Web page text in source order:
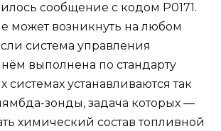
сообщение с кодом Р0171.
может возникнуть на любом
система управления
выполнена по стандарту
системах устанавливаются так
зонды, задача которых —
химический состав топливной